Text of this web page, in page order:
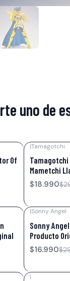
uno de
Of
|Tamagotchi
Tamagotchi
Mametchi
$18.990
|Sonny Angel
Sonny
Producto
$16.990
|